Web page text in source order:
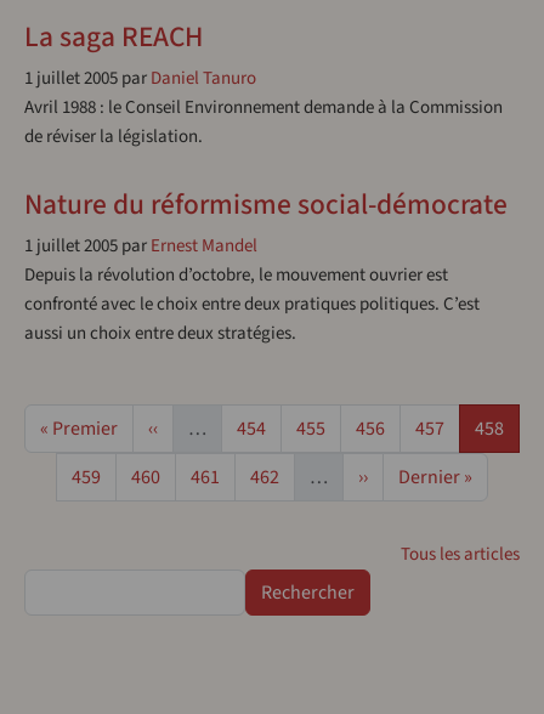
La saga REACH
1 juillet 2005parDaniel Tanuro
Avril 1988 : le Conseil Environnement demande à la Commission
de réviser la législation.
Nature du réformisme social-démocrate
1 juillet 2005parErnest Mandel
Depuis la révolution d’octobre, le mouvement ouvrier est
confronté avec le choix entre deux pratiques politiques. C’est
aussi un choix entre deux stratégies.
Première page
« Premier Page précédente
‹‹ … Page
454 Page
455 Page
456 Page
457 Page
458
Page
459 Page
460 Page
461 Page
462 … Page suivante
›› Dernière page
Dernier »
Tous les articles